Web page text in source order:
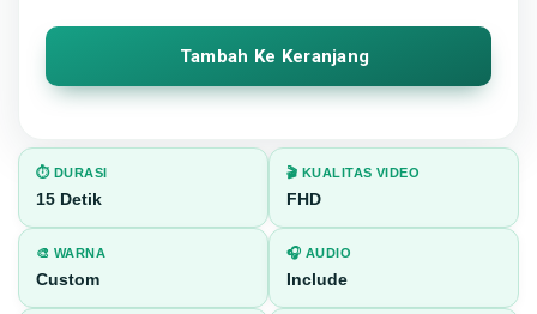
Tambah Ke Keranjang
⏱️ DURASI
15 Detik
🎬 KUALITAS VIDEO
FHD
🎨 WARNA
Custom
🎧 AUDIO
Include